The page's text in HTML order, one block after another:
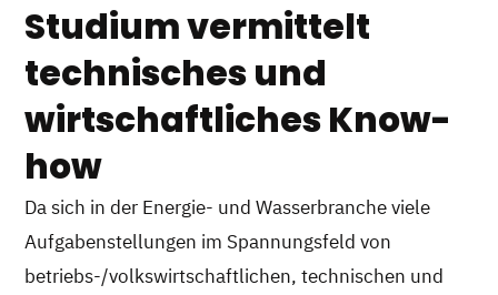
Studium vermittelt
technisches und
wirtschaftliches Know-
how
Da sich in der Energie- und Wasserbranche viele
Aufgabenstellungen im Spannungsfeld von
betriebs-/volkswirtschaftlichen, technischen und